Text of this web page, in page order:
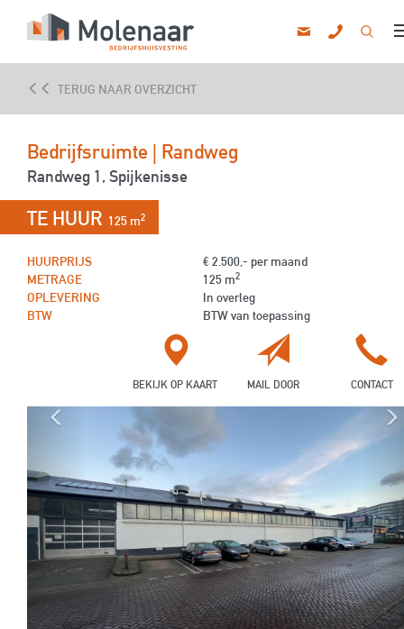
010 -
info@mlnr.nl
TERUG NAAR OVERZICHT
Bedrijfsruimte | Randweg
Randweg 1, Spijkenisse
TE HUUR 125 m2
HUURPRIJS
€ 2.500,- per maand
METRAGE
125 m2
OPLEVERING
In overleg
BTW
BTW van toepassing
CONTACT
MAIL DOOR
BEKIJK OP KAART
Previous